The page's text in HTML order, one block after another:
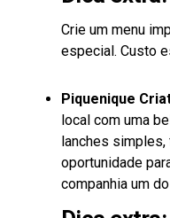
Crie um menu
especial. Custo
Piquenique
local com uma
lanches simples,
oportunidade
companhia um